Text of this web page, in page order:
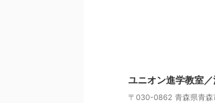
ユニオン進学教室
〒030-0862 青森県青森